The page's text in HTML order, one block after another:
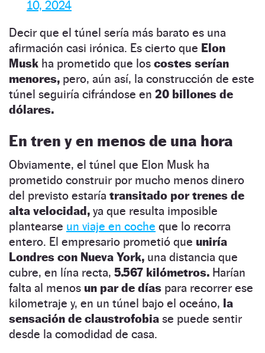
10, 2024
Decir que el túnel sería más barato es una
afirmación casi irónica. Es cierto que Elon
Musk ha prometido que los costes serían
menores, pero, aún así, la construcción de este
túnel seguiría cifrándose en 20 billones de
dólares.
En tren y en menos de una hora
Obviamente, el túnel que Elon Musk ha
prometido construir por mucho menos dinero
del previsto estaría transitado por trenes de
alta velocidad, ya que resulta imposible
plantearse un viaje en coche que lo recorra
entero. El empresario prometió que uniría
Londres con Nueva York, una distancia que
cubre, en lína recta, 5.567 kilómetros. Harían
falta al menos un par de días para recorrer ese
kilometraje y, en un túnel bajo el oceáno, la
sensación de claustrofobia se puede sentir
desde la comodidad de casa.